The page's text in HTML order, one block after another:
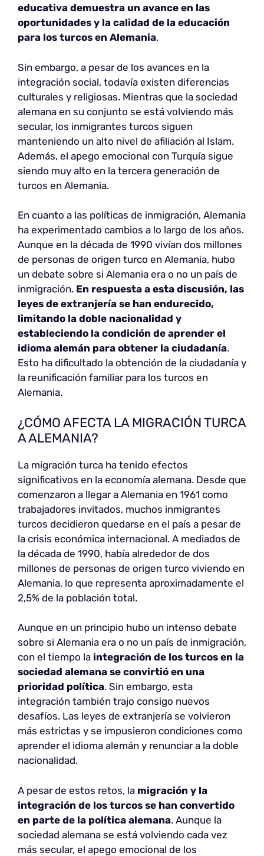
educativa demuestra un avance en las
oportunidades y la calidad de la educación
para los turcos en Alemania.
Sin embargo, a pesar de los avances en la
integración social, todavía existen diferencias
culturales y religiosas. Mientras que la sociedad
alemana en su conjunto se está volviendo más
secular, los inmigrantes turcos siguen
manteniendo un alto nivel de afiliación al Islam.
Además, el apego emocional con Turquía sigue
siendo muy alto en la tercera generación de
turcos en Alemania.
En cuanto a las políticas de inmigración, Alemania
ha experimentado cambios a lo largo de los años.
Aunque en la década de 1990 vivían dos millones
de personas de origen turco en Alemania, hubo
un debate sobre si Alemania era o no un país de
inmigración. En respuesta a esta discusión, las
leyes de extranjería se han endurecido,
limitando la doble nacionalidad y
estableciendo la condición de aprender el
idioma alemán para obtener la ciudadanía.
Esto ha dificultado la obtención de la ciudadanía y
la reunificación familiar para los turcos en
Alemania.
¿CÓMO AFECTA LA MIGRACIÓN TURCA
A ALEMANIA?
La migración turca ha tenido efectos
significativos en la economía alemana. Desde que
comenzaron a llegar a Alemania en 1961 como
trabajadores invitados, muchos inmigrantes
turcos decidieron quedarse en el país a pesar de
la crisis económica internacional. A mediados de
la década de 1990, había alrededor de dos
millones de personas de origen turco viviendo en
Alemania, lo que representa aproximadamente el
2,5% de la población total.
Aunque en un principio hubo un intenso debate
sobre si Alemania era o no un país de inmigración,
con el tiempo la integración de los turcos en la
sociedad alemana se convirtió en una
prioridad política. Sin embargo, esta
integración también trajo consigo nuevos
desafíos. Las leyes de extranjería se volvieron
más estrictas y se impusieron condiciones como
aprender el idioma alemán y renunciar a la doble
nacionalidad.
A pesar de estos retos, la migración y la
integración de los turcos se han convertido
en parte de la política alemana. Aunque la
sociedad alemana se está volviendo cada vez
más secular, el apego emocional de los